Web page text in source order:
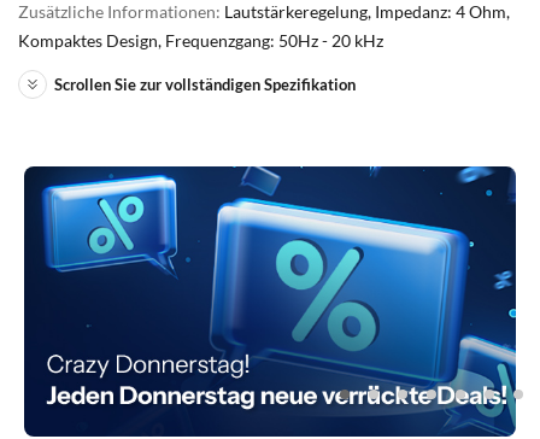
Zusätzliche Informationen: Lautstärkeregelung, Impedanz: 4 Ohm,
Kompaktes Design, Frequenzgang: 50Hz - 20 kHz
Scrollen Sie zur vollständigen Spezifikation